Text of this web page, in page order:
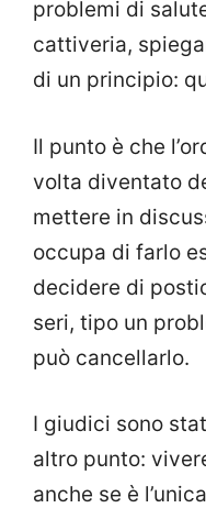
problemi di
cattiveria,
di un principio:
Il punto è che
volta diventato
mettere in
occupa di farlo
decidere di
seri, tipo un
può cancellarlo.
I giudici sono
altro punto:
anche se è